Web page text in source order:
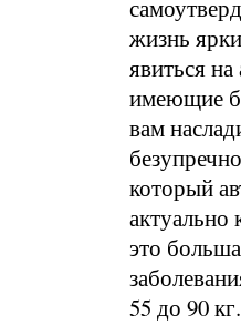
жизнь
явиться
имеющие
вам
который
это
55 до 90 кг.